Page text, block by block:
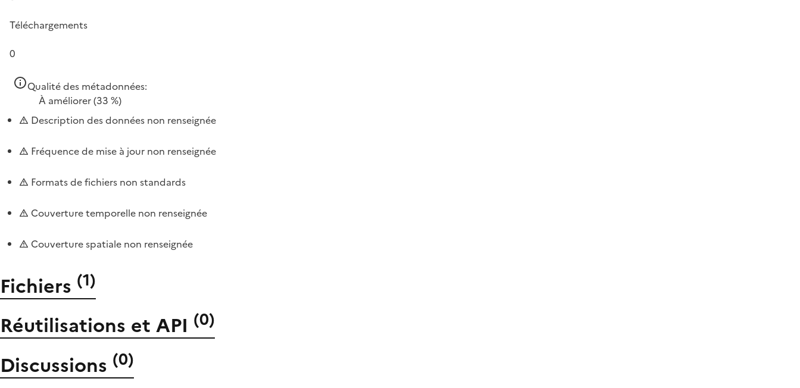
Téléchargements
0
Qualité des métadonnées:
À améliorer(33 %)
Description des données non renseignée
Fréquence de mise à jour non renseignée
Formats de fichiers non standards
Couverture temporelle non renseignée
Couverture spatiale non renseignée
Fichiers (1)
Réutilisations et API (0)
Discussions (0)